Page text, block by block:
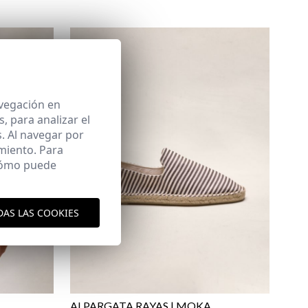
y envíos
aquí
ALPARGATA RAYAS | MOKA
en
para analizar el
Al navegar por
Para
puede
LAS COOKIES